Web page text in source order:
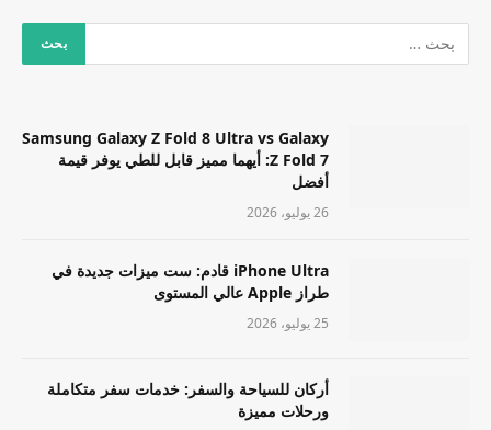
Samsung Galaxy Z Fold 8 Ultra vs Galaxy
Z Fold 7: أيهما مميز قابل للطي يوفر قيمة
أفضل
26 يوليو، 2026
iPhone Ultra قادم: ست ميزات جديدة في
طراز Apple عالي المستوى
25 يوليو، 2026
أركان للسياحة والسفر: خدمات سفر متكاملة
ورحلات مميزة